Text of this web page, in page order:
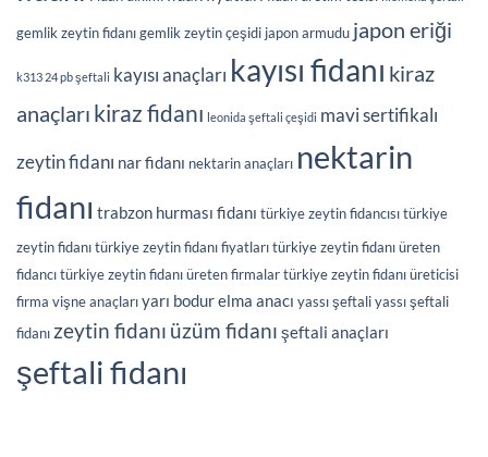
gemlik zeytin fidanıgemlik zeytin çeşidi japon armudu japon eriği
k313 24 pb şeftali kayısı anaçları kayısı fidanı kiraz
anaçları kiraz fidanı leonida şeftali çeşidi mavi sertifikalı
zeytin fidanı nar fidanı nektarin anaçları nektarin
fidanı trabzon hurması fidanı türkiye zeytin fidancısıtürkiye
zeytin fidanıtürkiye zeytin fidanı fiyatlarıtürkiye zeytin fidanı üreten
fidancıtürkiye zeytin fidanı üreten firmalartürkiye zeytin fidanı üreticisi
firma vişne anaçlarıyarı bodur elma anacı yassı şeftaliyassı şeftali
fidanı zeytin fidanı üzüm fidanı şeftali anaçları
şeftali fidanı